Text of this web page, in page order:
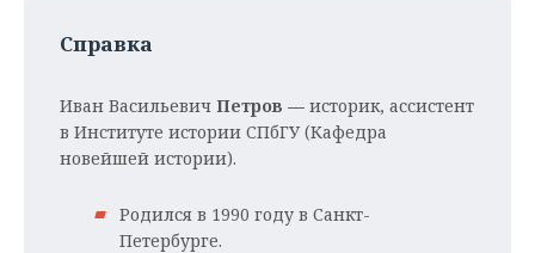
Справка
Иван Васильевич Петров — историк, ассистент
в Институте истории СПбГУ (Кафедра
новейшей истории).
Родился в 1990 году в Санкт-
Петербурге.